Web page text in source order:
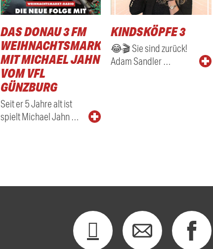
DAS DONAU 3 FM
WEIHNACHTSMARKTRADIO
MIT MICHAEL JAHN
VOM VFL
GÜNZBURG
Seit er 5 Jahre alt ist
spielt Michael Jahn …
KINDSKÖPFE 3
😂🎬 Sie sind zurück!
Adam Sandler …